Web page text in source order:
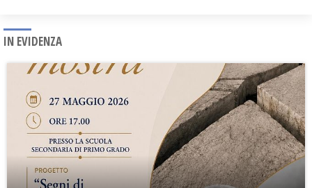
IN EVIDENZA